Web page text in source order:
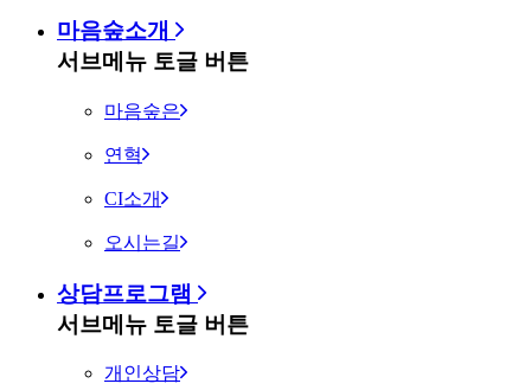
마음숲소개
서브메뉴 토글 버튼
마음숲은
연혁
CI소개
오시는길
상담프로그램
서브메뉴 토글 버튼
개인상담